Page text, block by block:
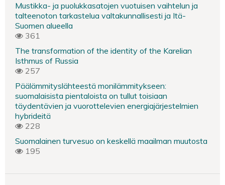
Mustikka- ja puolukkasatojen vuotuisen vaihtelun ja
talteenoton tarkastelua valtakunnallisesti ja Itä-
Suomen alueella
361
The transformation of the identity of the Karelian
Isthmus of Russia
257
Päälämmityslähteestä monilämmitykseen:
suomalaisista pientaloista on tullut toisiaan
täydentävien ja vuorottelevien energiajärjestelmien
hybrideitä
228
Suomalainen turvesuo on keskellä maailman muutosta
195